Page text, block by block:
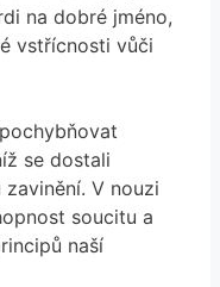
na dobré jméno,
vstřícnosti vůči
se dostali
V nouzi
soucitu a
naší